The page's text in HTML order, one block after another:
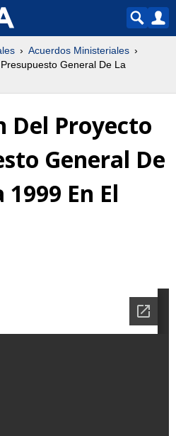
Acuerdos Ministeriales
General De La
Del Proyecto
General De
En El